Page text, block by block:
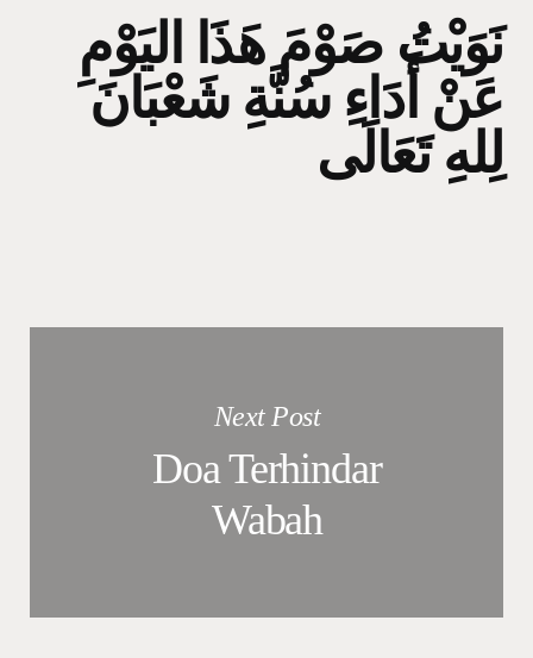
نَوَيْتُ صَوْمَ هَذَا اليَوْمِ
عَنْ أَدَاءِ سُنَّةِ شَعْبَانَ
لِلهِ تَعَالَى
Next Post
Doa Terhindar
Wabah